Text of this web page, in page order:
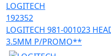
LOGITECH
192352
LOGITECH 981-001023
3.5MM P/PROMO**